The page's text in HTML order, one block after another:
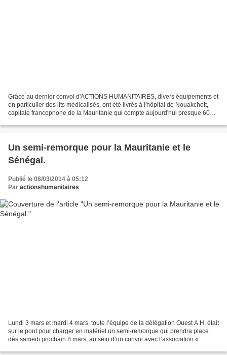
Grâce au dernier convoi d'ACTIONS HUMANITAIRES, divers équipements et
en particulier des lits médicalisés, ont été livrés à l'hôpital de Nouakchott,
capitale francophone de la Mauritanie qui compte aujourd'hui presque 600
Un semi-remorque pour la Mauritanie et le
Sénégal.
Publié le 08/03/2014 à 05:12
Par actionshumanitaires
Lundi 3 mars et mardi 4 mars, toute l’équipe de la délégation Ouest A H, était
sur le pont pour charger en matériel un semi-remorque qui prendra place
dès samedi prochain 8 mars, au sein d’un convoi avec l’association «